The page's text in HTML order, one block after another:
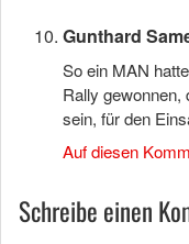
Gunthard
So ein MAN
Rally gewonnen,
sein, für den
Auf diesen
Schreibe einen